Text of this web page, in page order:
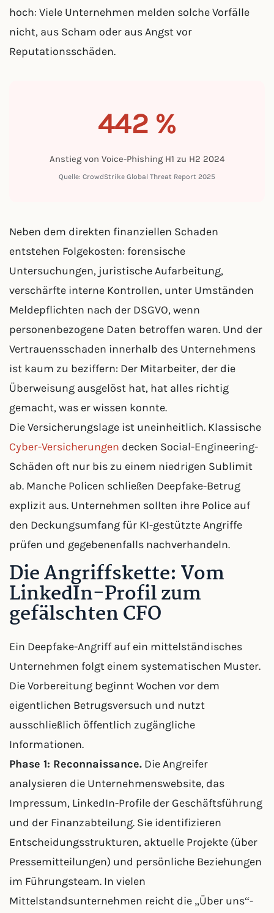
hoch: Viele Unternehmen melden solche Vorfälle
nicht, aus Scham oder aus Angst vor
Reputationsschäden.
442 %
Anstieg von Voice-Phishing H1 zu H2 2024
Quelle: CrowdStrike Global Threat Report 2025
Neben dem direkten finanziellen Schaden
entstehen Folgekosten: forensische
Untersuchungen, juristische Aufarbeitung,
verschärfte interne Kontrollen, unter Umständen
Meldepflichten nach der DSGVO, wenn
personenbezogene Daten betroffen waren. Und der
Vertrauensschaden innerhalb des Unternehmens
ist kaum zu beziffern: Der Mitarbeiter, der die
Überweisung ausgelöst hat, hat alles richtig
gemacht, was er wissen konnte.
Die Versicherungslage ist uneinheitlich. Klassische
Cyber-Versicherungen decken Social-Engineering-
Schäden oft nur bis zu einem niedrigen Sublimit
ab. Manche Policen schließen Deepfake-Betrug
explizit aus. Unternehmen sollten ihre Police auf
den Deckungsumfang für KI-gestützte Angriffe
prüfen und gegebenenfalls nachverhandeln.
Die Angriffskette: Vom
LinkedIn-Profil zum
gefälschten CFO
Ein Deepfake-Angriff auf ein mittelständisches
Unternehmen folgt einem systematischen Muster.
Die Vorbereitung beginnt Wochen vor dem
eigentlichen Betrugsversuch und nutzt
ausschließlich öffentlich zugängliche
Informationen.
Phase 1: Reconnaissance. Die Angreifer
analysieren die Unternehmenswebsite, das
Impressum, LinkedIn-Profile der Geschäftsführung
und der Finanzabteilung. Sie identifizieren
Entscheidungsstrukturen, aktuelle Projekte (über
Pressemitteilungen) und persönliche Beziehungen
im Führungsteam. In vielen
Mittelstandsunternehmen reicht die „Über uns“-